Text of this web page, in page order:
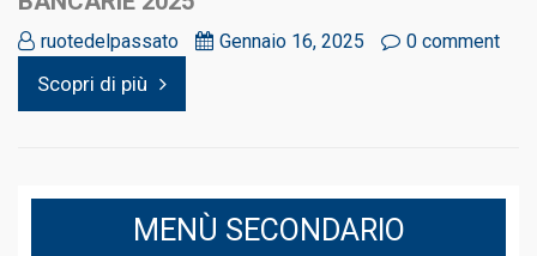
ruotedelpassato Gennaio 16, 2025 0 comment
Scopri di più
MENÙ SECONDARIO